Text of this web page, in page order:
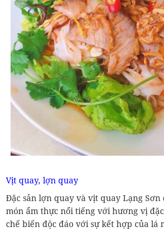
Vịt quay, lợn quay
Đặc sản lợn quay và vịt quay Lạng
món ẩm thực nổi tiếng với hương vị
chế biến độc đáo với sự kết hợp của lá